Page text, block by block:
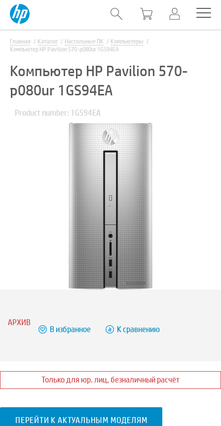
Главная Каталог Настольные ПК
Компьютеры
Компьютер HP Pavilion 570-p080ur 1GS94EA
Компьютер HP Pavilion 570-
p080ur 1GS94EA
Product number: 1GS94EA
АРХИВ
В избранное К сравнению
Только для юр. лиц, безналичный расчёт
ПЕРЕЙТИ К АКТУАЛЬНЫМ МОДЕЛЯМ